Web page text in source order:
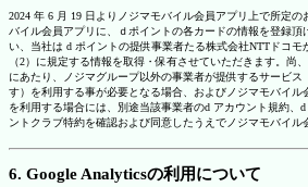
2024 年 6 月 19 日よりノジマモバイル会員アプリ上で所定
バイル会員アプリに、ｄポイントの各カードの情報を登録頂
い、当社は d ポイントの提供事業者たる株式会社NTTドコモ
（2）に規定する情報を取得・保有させていただきます。尚
にあたり、ノジマグループ以外の事業者が提供するサービス
す）を利用する事が必要となる場合、およびノジマモバイル
を利用する場合には、別途当該事業者のd アカウント規約、
ントクラブ特約を確認および同意したうえでノジマモバイル
6. Google Analyticsの利用について